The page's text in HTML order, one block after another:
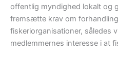
offentlig myndighed lokalt og
fremsætte krav om
fiskeriorganisationer, således
medlemmernes interesse i at